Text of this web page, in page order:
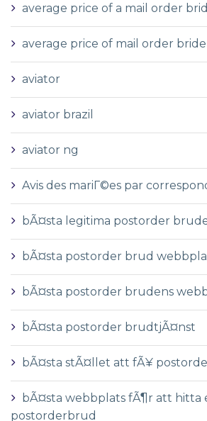
average price of a mail order
average price of mail order bride
aviator
aviator brazil
aviator ng
Avis des mariГ©es par
bÃ¤sta legitima postorder
bÃ¤sta postorder brud
bÃ¤sta postorder brudens
bÃ¤sta postorder brudtjÃ¤nst
bÃ¤sta stÃ¤llet att fÃ¥
bÃ¤sta webbplats fÃ¶r att hitta
postorderbrud